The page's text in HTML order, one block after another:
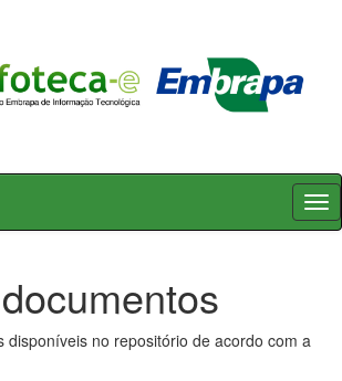
disponíveis no repositório de acordo com a